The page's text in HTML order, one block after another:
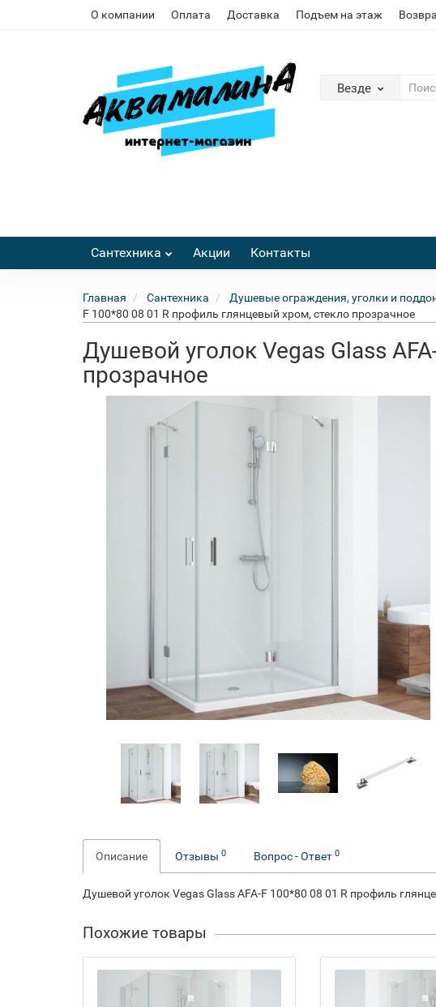
О компании Оплата Доставка Подъем на этаж
Везде
Сантехника Акции Контакты
Главная Сантехника Душевые ограждения, уголки и
F 100*80 08 01 R профиль глянцевый хром, стекло прозрачное
Душевой уголок Vegas Glass
прозрачное
Описание Отзывы 0 Вопрос - Ответ 0
Душевой уголок Vegas Glass AFA-F 100*80 08 01 R профиль
Похожие товары